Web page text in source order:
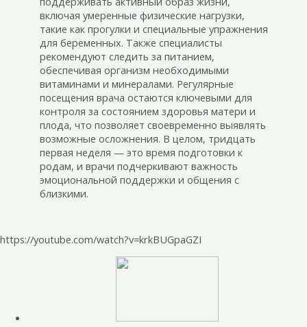
включая умеренные физические нагрузки,
такие как прогулки и специальные упражнения
для беременных. Также специалисты
рекомендуют следить за питанием,
обеспечивая организм необходимыми
витаминами и минералами. Регулярные
посещения врача остаются ключевыми для
контроля за состоянием здоровья матери и
плода, что позволяет своевременно выявлять
возможные осложнения. В целом, тридцать
первая неделя — это время подготовки к
родам, и врачи подчеркивают важность
эмоциональной поддержки и общения с
близкими.
https://youtube.com/watch?v=krkBUGpaGZI